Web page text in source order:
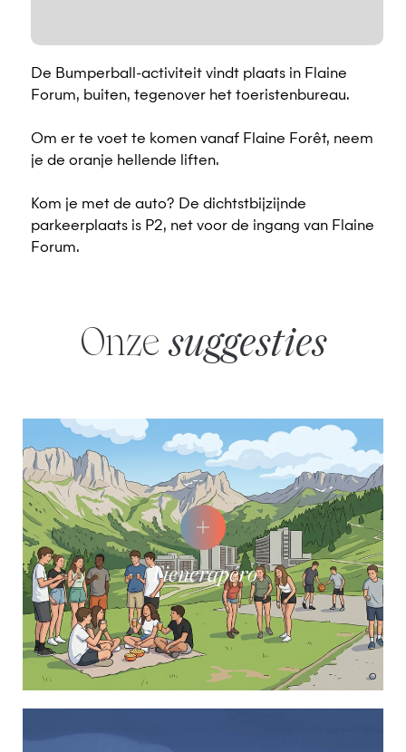
De Bumperball-activiteit vindt plaats in Flaine
Forum, buiten, tegenover het toeristenbureau.
Om er te voet te komen vanaf Flaine Forêt, neem
je de oranje hellende liften.
Kom je met de auto? De dichtstbijzijnde
parkeerplaats is P2, net voor de ingang van Flaine
Forum.
Onze suggesties
Tienerapéro